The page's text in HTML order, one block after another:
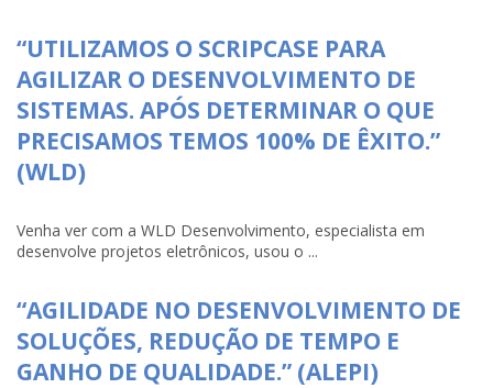
“UTILIZAMOS O SCRIPCASE PARA
AGILIZAR O DESENVOLVIMENTO DE
SISTEMAS. APÓS DETERMINAR O QUE
PRECISAMOS TEMOS 100% DE ÊXITO.”
(WLD)
Venha ver com a WLD Desenvolvimento, especialista em
desenvolve projetos eletrônicos, usou o ...
“AGILIDADE NO DESENVOLVIMENTO DE
SOLUÇÕES, REDUÇÃO DE TEMPO E
GANHO DE QUALIDADE.” (ALEPI)